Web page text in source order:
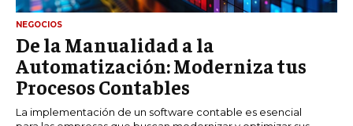
NEGOCIOS
De la Manualidad a la
Automatización: Moderniza tus
Procesos Contables
La implementación de un software contable es esencial